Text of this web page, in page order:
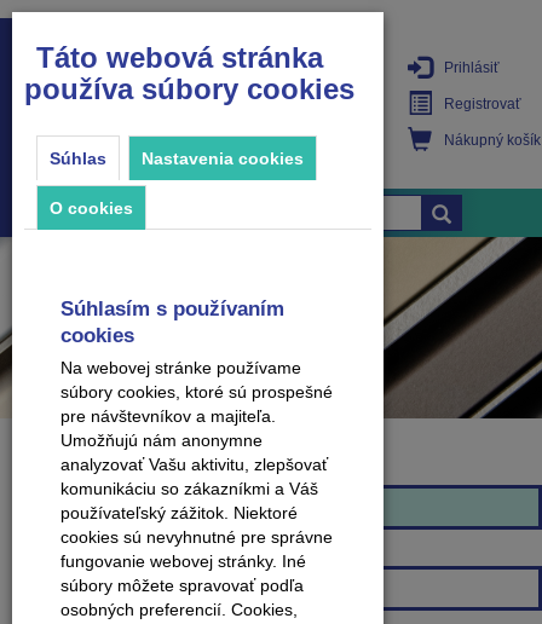
PRODUKTY
Prihlásiť
Registrovať
Nákupný košík
Značka
Effector
Spôsob montáže
Všetky
Táto webová stránka
používa súbory cookies
Súhlas Nastavenia cookies
O cookies
Súhlasím s používaním
cookies
Na webovej stránke používame
súbory cookies, ktoré sú prospešné
pre návštevníkov a majiteľa.
Umožňujú nám anonymne
analyzovať Vašu aktivitu, zlepšovať
komunikáciu so zákazníkmi a Váš
používateľský zážitok. Niektoré
cookies sú nevyhnutné pre správne
fungovanie webovej stránky. Iné
súbory môžete spravovať podľa
osobných preferencií. Cookies,